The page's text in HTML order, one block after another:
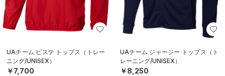
UAチーム ピステ トップス（トレー
ニング/UNISEX）
￥7,700
UAチーム ジャージー トップス（ト
レーニング/UNISEX）
￥8,250